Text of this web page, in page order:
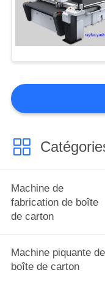
Machine de
fabrication de boîte
de carton
Machine piquante de
boîte de carton